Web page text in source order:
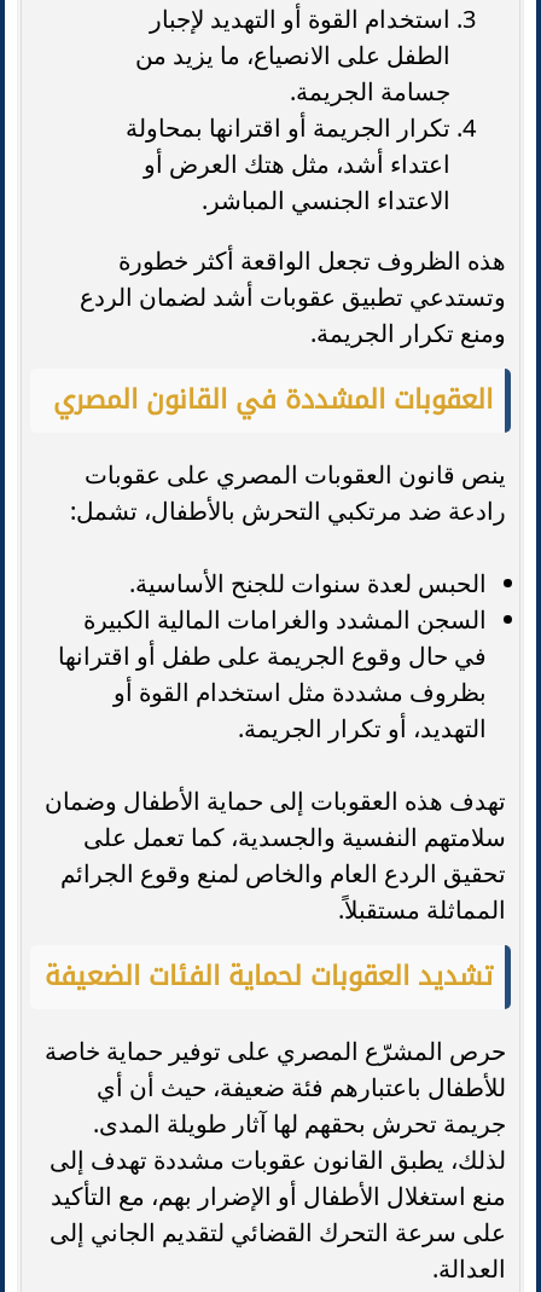
استخدام القوة أو التهديد لإجبار
الطفل على الانصياع، ما يزيد من
جسامة الجريمة.
تكرار الجريمة أو اقترانها بمحاولة
اعتداء أشد، مثل هتك العرض أو
الاعتداء الجنسي المباشر.
هذه الظروف تجعل الواقعة أكثر خطورة
وتستدعي تطبيق عقوبات أشد لضمان الردع
ومنع تكرار الجريمة.
العقوبات المشددة في القانون المصري
ينص قانون العقوبات المصري على عقوبات
رادعة ضد مرتكبي التحرش بالأطفال، تشمل:
الحبس لعدة سنوات للجنح الأساسية.
السجن المشدد والغرامات المالية الكبيرة
في حال وقوع الجريمة على طفل أو اقترانها
بظروف مشددة مثل استخدام القوة أو
التهديد، أو تكرار الجريمة.
تهدف هذه العقوبات إلى حماية الأطفال وضمان
سلامتهم النفسية والجسدية، كما تعمل على
تحقيق الردع العام والخاص لمنع وقوع الجرائم
المماثلة مستقبلاً.
تشديد العقوبات لحماية الفئات الضعيفة
حرص المشرّع المصري على توفير حماية خاصة
للأطفال باعتبارهم فئة ضعيفة، حيث أن أي
جريمة تحرش بحقهم لها آثار طويلة المدى.
لذلك، يطبق القانون عقوبات مشددة تهدف إلى
منع استغلال الأطفال أو الإضرار بهم، مع التأكيد
على سرعة التحرك القضائي لتقديم الجاني إلى
العدالة.